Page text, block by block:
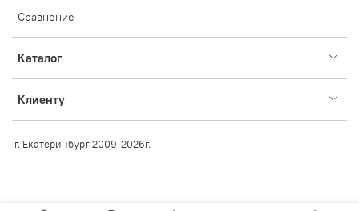
Сравнение
Каталог
Клиенту
г. Екатеринбург 2009-2026г.